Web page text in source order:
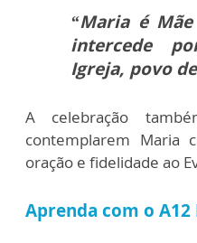
“Maria é
intercede
Igreja, povo
A celebração
contemplarem Maria
oração e fidelidade ao
Aprenda com o A12